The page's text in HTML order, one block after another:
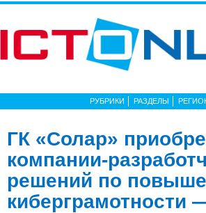
РУБРИКИ РАЗДЕЛЫ
ГК «Солар»
компании-
решений по
киберграмотности